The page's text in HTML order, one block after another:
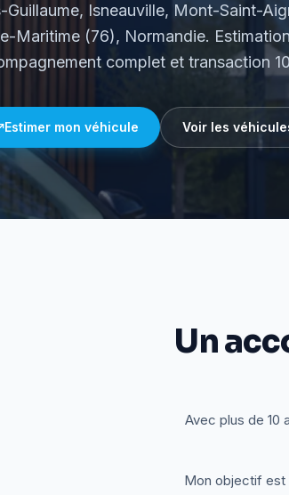
Guillaume, Isneauville, Mont-Saint-
Maritime (76), Normandie.
complet et transaction
Estimer mon véhicule Voir les
Un
Avec plus de 10
Mon objectif est